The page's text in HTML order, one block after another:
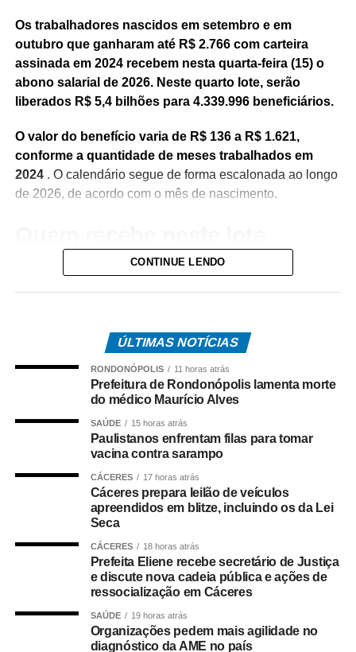
Os trabalhadores nascidos em setembro e em
outubro que ganharam até R$ 2.766 com carteira
assinada em 2024 recebem nesta quarta-feira (15) o
abono salarial de 2026. Neste quarto lote, serão
liberados R$ 5,4 bilhões para 4.339.996 beneficiários.
O valor do benefício varia de R$ 136 a R$ 1.621,
conforme a quantidade de meses trabalhados em
2024. O calendário segue de forma escalonada ao longo
de 2026, de acordo com o mês de nascimento.
Do total de contemplados em maio:
pagamento feito pela Caixa Econômica Federal,
somando R$ 4,8 bilhões;
• 499.509 são servidores públicos, inscritos no Programa
de Formação do Patrimônio do Servidor Público (Pasep),
pagos pelo Banco do Brasil, com total de cerca de R$
Quem tem direito ao Abono
Salarial
Tem direito ao benefício o trabalhador que:
• Está inscrito no Pis/Pasep há pelo menos cinco anos;
• Trabalhou com carteira assinada por no mínimo 30 dias
CONTINUE LENDO
ÚLTIMAS NOTÍCIAS
RONDONÓPOLIS 11 horas atrás
Prefeitura de Rondonópolis lamenta morte
do médico Maurício Alves
SAÚDE 15 horas atrás
Paulistanos enfrentam filas para tomar
vacina contra sarampo
CÁCERES 17 horas atrás
Cáceres prepara leilão de veículos
apreendidos em blitze, incluindo os da Lei
Seca
CÁCERES 18 horas atrás
Prefeita Eliene recebe secretário de Justiça
e discute nova cadeia pública e ações de
ressocialização em Cáceres
SAÚDE 19 horas atrás
Organizações pedem mais agilidade no
diagnóstico da AME no país